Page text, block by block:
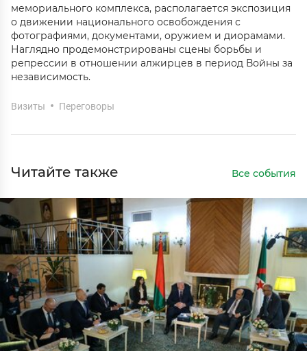
мемориального комплекса, располагается экспозиция
о движении национального освобождения с
фотографиями, документами, оружием и диорамами.
Наглядно продемонстрированы сцены борьбы и
репрессии в отношении алжирцев в период Войны за
независимость.
Визиты Переговоры
Читайте также Все события